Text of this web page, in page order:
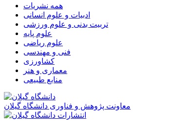
همه نشریات
ادبیات و علوم انسانی
تربیت بدنی و علوم ورزشی
علوم پایه
علوم ریاضی
فنی و مهندسی
کشاورزی
معماری و هنر
منابع طبیعی
معاونت پژوهش و فناوری دانشگاه گیلان